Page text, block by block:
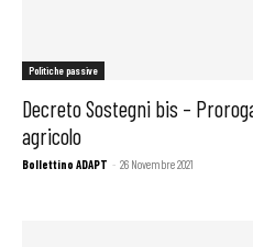
Politiche passive
Decreto Sostegni bis –
agricolo
Bollettino ADAPT - 26 Novembre 2021